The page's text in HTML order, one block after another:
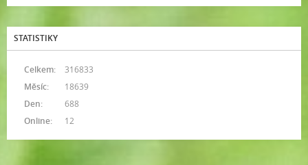
STATISTIKY
Online: 12
Celkem:
316833
Měsíc:
18639
Den:
688